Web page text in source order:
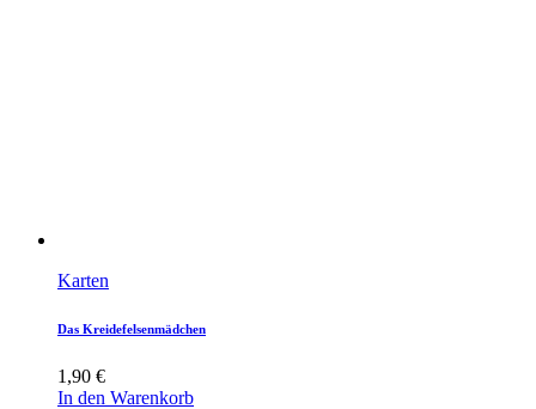
Karten
Das Kreidefelsenmädchen
1,90 €
In den Warenkorb